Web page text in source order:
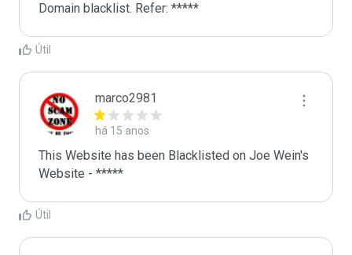
Domain blacklist. Refer: *****
Útil
marco2981
há 15 anos
This Website has been Blacklisted on Joe Wein's
Website - *****
Útil